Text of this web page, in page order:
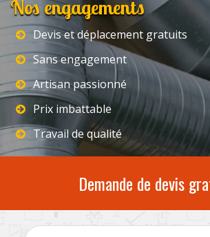
Nos engagements
Devis et déplacement gratuits
Sans engagement
Artisan passionné
Prix imbattable
Travail de qualité
Demande de devis